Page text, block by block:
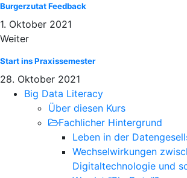
Burgerzutat Feedback
1. Oktober 2021
Weiter
Start ins Praxissemester
28. Oktober 2021
Big Data Literacy
Über diesen Kurs
Fachlicher Hintergrund
Leben in der
Wechselwirkungen
Digitaltechnologie und